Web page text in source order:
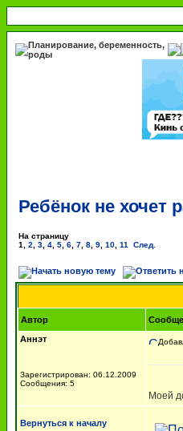
Планирование, беременность,
роды
Ребёнок не хочет
На страницу
1
2 3 4 5 6 7 8 9 10 11 След.
Автор
Аннэт
Зарегистрирован: 06.12.2009
Сообщения: 5
Моей
Вернуться к началу